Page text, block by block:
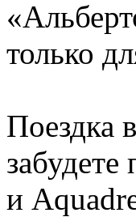
только
Поездка
и